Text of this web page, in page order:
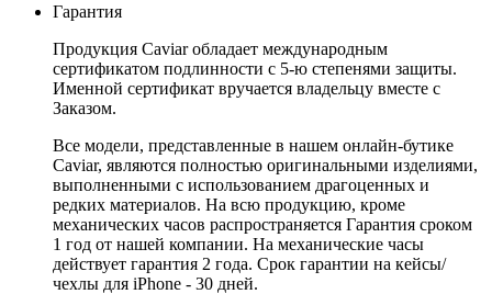
Гарантия
Продукция Caviar обладает международным
сертификатом подлинности с 5-ю степенями защиты.
Именной сертификат вручается владельцу вместе с
Заказом.
Все модели, представленные в нашем онлайн-бутике
Caviar, являются полностью оригинальными изделиями,
выполненными с использованием драгоценных и
редких материалов. На всю продукцию, кроме
механических часов распространяется Гарантия сроком
1 год от нашей компании. На механические часы
действует гарантия 2 года. Срок гарантии на кейсы/
чехлы для iPhone - 30 дней.